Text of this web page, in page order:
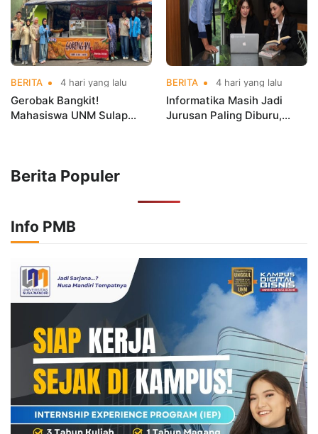
BERITA 4 hari yang lalu
Gerobak Bangkit!
Mahasiswa UNM Sulap
BERITA 4 hari yang lalu
Informatika Masih Jadi
Jurusan Paling Diburu,
Berita Populer
Info PMB